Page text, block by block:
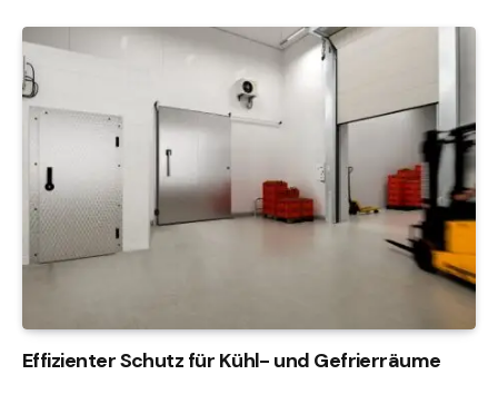
Effizienter Schutz für Kühl- und Gefrierräume